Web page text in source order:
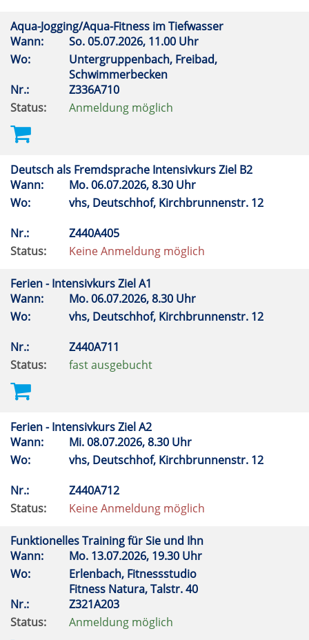
Aqua-Jogging/Aqua-Fitness im Tiefwasser
Wann:
So.05.07.2026, 11.00 Uhr
Wo:
Untergruppenbach, Freibad,
Schwimmerbecken
Nr.:
Z336A710
Status:
Anmeldung möglich
Deutsch als Fremdsprache Intensivkurs Ziel B2
Wann:
Mo.06.07.2026, 8.30 Uhr
Wo:
vhs, Deutschhof, Kirchbrunnenstr. 12
Nr.:
Z440A405
Status:
Keine Anmeldung möglich
Ferien - Intensivkurs Ziel A1
Wann:
Mo.06.07.2026, 8.30 Uhr
Wo:
vhs, Deutschhof, Kirchbrunnenstr. 12
Nr.:
Z440A711
Status:
fast ausgebucht
Ferien - Intensivkurs Ziel A2
Wann:
Mi.08.07.2026, 8.30 Uhr
Wo:
vhs, Deutschhof, Kirchbrunnenstr. 12
Nr.:
Z440A712
Status:
Keine Anmeldung möglich
Funktionelles Training für Sie und Ihn
Wann:
Mo. 13.07.2026, 19.30 Uhr
Wo:
Erlenbach, Fitnessstudio
Fitness Natura, Talstr. 40
Nr.:
Z321A203
Status:
Anmeldung möglich